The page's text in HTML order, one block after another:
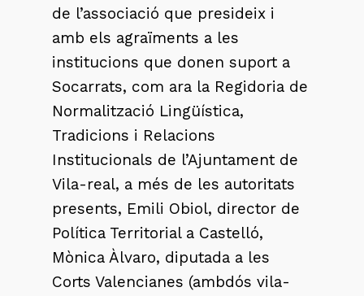
de l’associació que presideix i
amb els agraïments a les
institucions que donen suport a
Socarrats, com ara la Regidoria de
Normalització Lingüística,
Tradicions i Relacions
Institucionals de l’Ajuntament de
Vila-real, a més de les autoritats
presents, Emili Obiol, director de
Política Territorial a Castelló,
Mònica Àlvaro, diputada a les
Corts Valencianes (ambdós vila-